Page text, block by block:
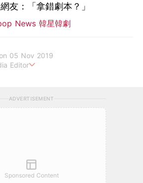
友：「拿錯劇本？」
News 韓星韓劇
on 05 Nov 2019
Editor
ADVERTISEMENT
Sponsored Content